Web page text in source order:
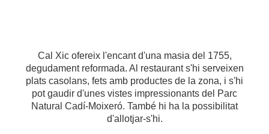
Cal Xic ofereix l'encant d'una masia del 1755,
degudament reformada. Al restaurant s'hi serveixen
plats casolans, fets amb productes de la zona, i s'hi
pot gaudir d'unes vistes impressionants del Parc
Natural Cadí-Moixeró. També hi ha la possibilitat
d'allotjar-s'hi.